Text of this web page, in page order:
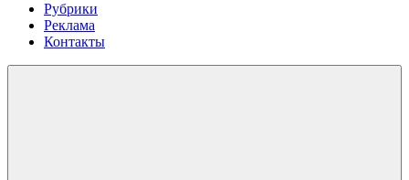
Рубрики
Реклама
Контакты